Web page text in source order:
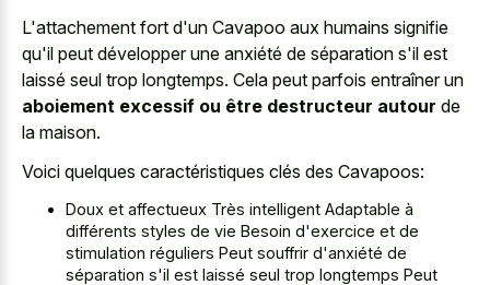
L'attachement fort d'un Cavapoo aux humains signifie
qu'il peut développer une anxiété de séparation s'il est
laissé seul trop longtemps. Cela peut parfois entraîner un
aboiement excessif ou être destructeur autour de
la maison.
Voici quelques caractéristiques clés des Cavapoos:
Doux et affectueux Très intelligent Adaptable à
différents styles de vie Besoin d'exercice et de
stimulation réguliers Peut souffrir d'anxiété de
séparation s'il est laissé seul trop longtemps Peut